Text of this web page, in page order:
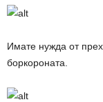
Имате нужда от
боркороната.